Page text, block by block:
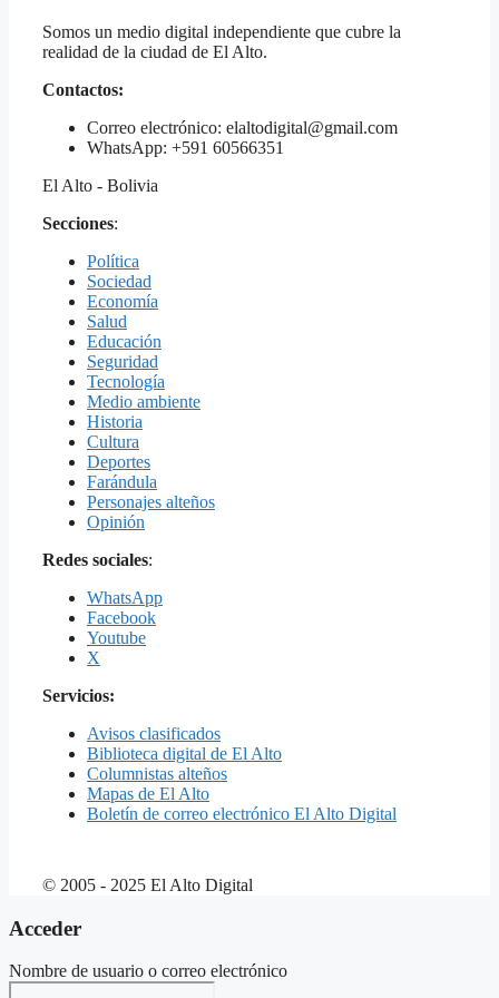
Somos un medio digital independiente que cubre la
realidad de la ciudad de El Alto.
Contactos:
Correo electrónico: elaltodigital@gmail.com
WhatsApp: +591 60566351
El Alto - Bolivia
Secciones:
Política
Sociedad
Economía
Salud
Educación
Seguridad
Tecnología
Medio ambiente
Historia
Cultura
Deportes
Farándula
Personajes alteños
Opinión
Redes sociales:
WhatsApp
Facebook
Youtube
X
Servicios:
Avisos clasificados
Biblioteca digital de El Alto
Columnistas alteños
Mapas de El Alto
Boletín de correo electrónico El Alto Digital
© 2005 - 2025 El Alto Digital
Acceder
Nombre de usuario o correo electrónico